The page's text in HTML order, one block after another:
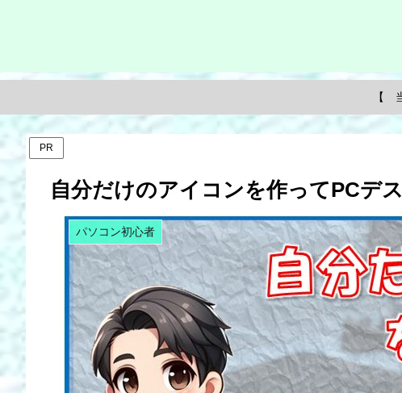
【
PR
自分だけのアイコンを作ってPCデ
パソコン初心者